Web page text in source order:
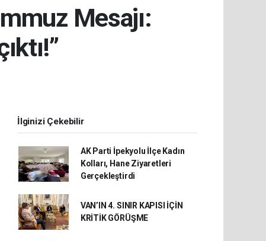
Mesajı:
İlginizi Çekebilir
AK Parti İpekyolu İlçe Kadın
Kolları, Hane Ziyaretleri
Gerçekleştirdi
VAN’IN 4. SINIR KAPISI İÇİN
KRİTİK GÖRÜŞME